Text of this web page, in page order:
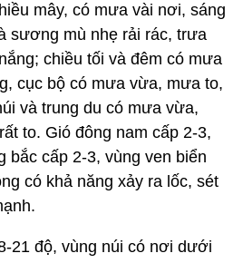
mây, có mưa vài nơi, sáng
sương mù nhẹ rải rác, trưa
chiều tối và đêm có mưa
cục bộ có mưa vừa, mưa to,
và trung du có mưa vừa,
to. Gió đông nam cấp 2-3,
bắc cấp 2-3, vùng ven biển
có khả năng xảy ra lốc, sét
21 độ, vùng núi có nơi dưới